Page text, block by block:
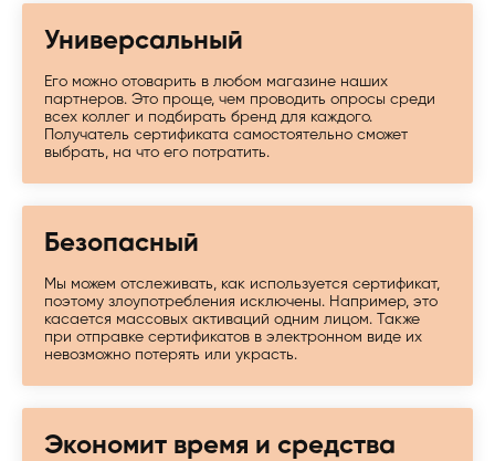
Универсальный
Его можно отоварить в любом магазине наших
партнеров. Это проще, чем проводить опросы среди
всех коллег и подбирать бренд для каждого.
Получатель сертификата самостоятельно сможет
выбрать, на что его потратить.
Безопасный
Мы можем отслеживать, как используется сертификат,
поэтому злоупотребления исключены. Например, это
касается массовых активаций одним лицом. Также
при отправке сертификатов в электронном виде их
невозможно потерять или украсть.
Экономит время и средства